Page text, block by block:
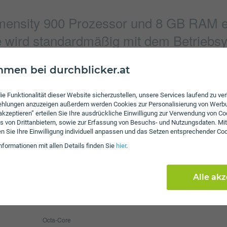
bei durchblicker.at
Funktionalität dieser Website sicherzustellen, unsere Services laufend zu
anzuzeigen außerdem werden Cookies zur Personalisierung von
erteilen Sie Ihre ausdrückliche Einwilligung zur Verwendung von
von Drittanbietern, sowie zur Erfassung von Besuchs- und Nutzungsdaten.
Sie Ihre Einwilligung individuell anpassen und das Setzen entsprechender
mit allen Details finden Sie hier.
Alle
900 Prozessor und 8 GB RAM
standardmäßig mit dem
8165 x 6124 Pixel
9238 x 6928 Pixel
Bluetooth
NFC
WLAN
Octa-Core
Pixel per Inch